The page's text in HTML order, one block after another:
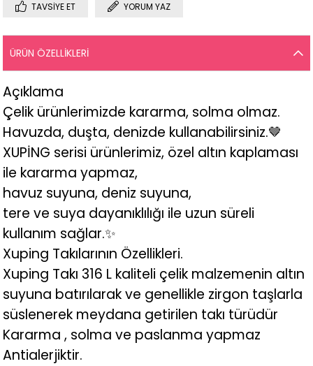
TAVSIYE ET YORUM YAZ
ÜRÜN ÖZELLIKLERI
Açıklama
Çelik ürünlerimizde kararma, solma olmaz.
Havuzda, duşta, denizde kullanabilirsiniz.🤎
XUPİNG serisi ürünlerimiz, özel altın kaplaması
ile kararma yapmaz,
havuz suyuna, deniz suyuna,
tere ve suya dayanıklılığı ile uzun süreli
kullanım sağlar.✨
Xuping Takılarının Özellikleri.
Xuping Takı 316 L kaliteli çelik malzemenin altın
suyuna batırılarak ve genellikle zirgon taşlarla
süslenerek meydana getirilen takı türüdür
Kararma , solma ve paslanma yapmaz
Antialerjiktir.